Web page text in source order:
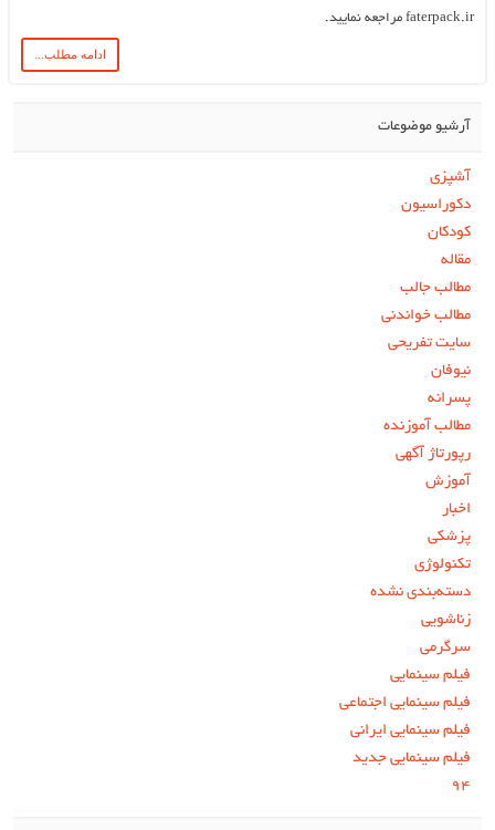
faterpack.ir مراجعه نمایید.
ادامه مطلب...
آرشیو موضوعات
آشپزی
دکوراسیون
کودکان
مقاله
مطالب جالب
مطالب خواندنی
سایت تفریحی
نیوفان
پسرانه
مطالب آموزنده
رپورتاژ آگهی
آموزش
اخبار
پزشکی
تکنولوژی
دسته‌بندی نشده
زناشویی
سرگرمی
فیلم سینمایی
فیلم سینمایی اجتماعی
فیلم سینمایی ایرانی
فیلم سینمایی جدید
۹۴